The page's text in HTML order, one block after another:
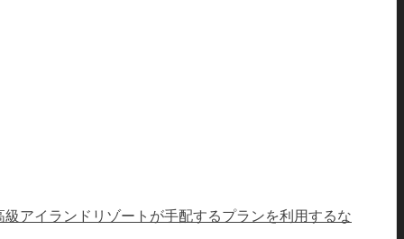
アイランドリゾートが手配するプランを利用するな